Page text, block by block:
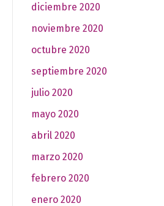
diciembre 2020
noviembre 2020
octubre 2020
septiembre 2020
julio 2020
mayo 2020
abril 2020
marzo 2020
febrero 2020
enero 2020